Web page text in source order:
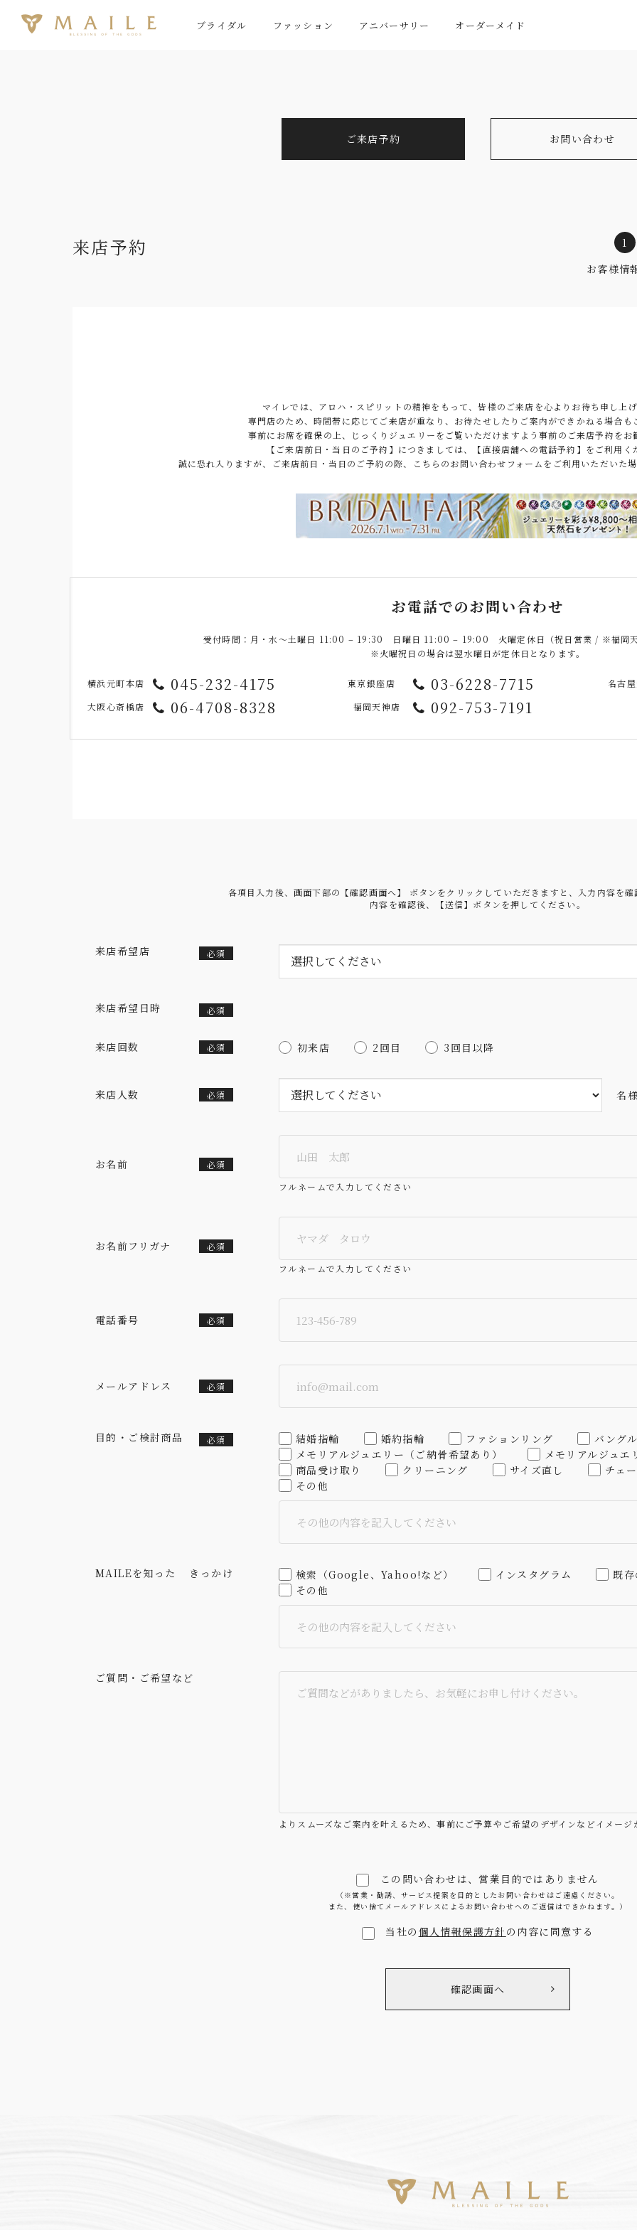
ブライダル ファッション アニバーサリー オーダーメイド
ご来店予約 お問い合わせ
来店予約
1
お客様情
マイレでは、アロハ・スピリットの精神をもって、皆様のご来店を心よりお待ち申し上
専門店のため、時間帯に応じてご来店が重なり、お待たせしたりご案内ができかねる場合も
事前にお席を確保の上、
じっくりジュエリーをご覧いただけますよう事前のご来店予約をお
【ご来店前日・当日のご予約】につきましては、【直接店舗への電話予約】をご利用く
誠に恐れ入りますが、ご来店前日・当日のご予約の際、こちらのお問い合わせフォームをご利用いただいた
お電話でのお問い合わせ
受付時間：月・水〜土曜日 11:00 – 19:30 日曜日 11:00 – 19:00 火曜定休日（祝日営業 / ※福岡天
※火曜祝日の場合は翌水曜日が定休日となります。
横浜元町本店 045-232-4175 東京銀座店 03-6228-7715
名古
大阪心斎橋店
06-4708-8328 福岡天神店 092-753-7191
各項目入力後、画面下部の【確認画面へ】 ボタンをクリックしていただきますと、入力内容を
内容を確認後、【送信】ボタンを押してください。
来店希望店 必須
来店希望日時 必須
来店回数 必須 初来店 2回目 3回目以降
来店人数 必須 名
お名前
必須
フルネームで入力してください
お名前フリガナ
必須
フルネームで入力してください
電話番号 必須
メールアドレス 必須
目的・ご検討商品 必須 結婚指輪 婚約指輪 ファションリング
バング
メモリアルジュエリー（ご納骨希望あり）
メモリアルジュ
商品受け取り
クリーニング サイズ直し
チェ
その他
MAILEを知った きっかけ 検索（Google、Yahoo!など） インスタグラム
既
その他
ご質問・ご希望など
よりスムーズなご案内を叶えるため、事前にご予算やご希望のデザインなどイメー
この問い合わせは、営業目的ではありません
（※営業・勧誘、サービス提案を目的としたお問い合わせはご遠慮ください。
また、使い捨てメールアドレスによるお問い合わせへのご返信はできかねます。）
当社の 個人情報保護方針 の内容に同意する
確認画面へ